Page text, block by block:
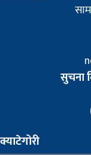
सुचना
क्याटेगोरी